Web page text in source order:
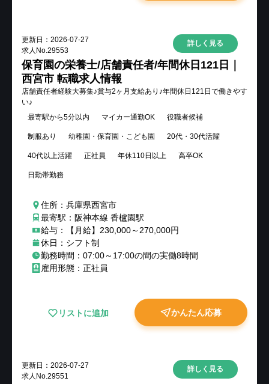
更新日： 2026-07-27
求人No.29553
詳しく見る
保育園の栄養士/店舗責任者/年間休日121日｜
西宮市 転職求人情報
店舗責任者経験大募集♪賞与2ヶ月支給あり♪年間休日121日で働きやす
い♪
最寄駅から5分以内
マイカー通勤OK 役職者候補
制服あり 幼稚園・保育園・こども園 20代・30代活躍
40代以上活躍 正社員 年休110日以上 高卒OK
日勤帯勤務
住所：兵庫県西宮市
最寄駅：阪神本線 香櫨園駅
給与：【月給】230,000～270,000円
休日：シフト制
勤務時間：07:00～17:00の間の実働8時間
雇用形態：正社員
リストに追加 かんたん応募
更新日： 2026-07-27
求人No.29551
詳しく見る